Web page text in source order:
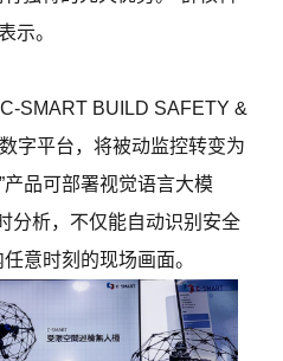
示。
SMART BUILD SAFETY &
字平台，将被动监控转变为
产品可部署视觉语言大模
分析，不仅能自动识别安全
意时刻的现场画面。